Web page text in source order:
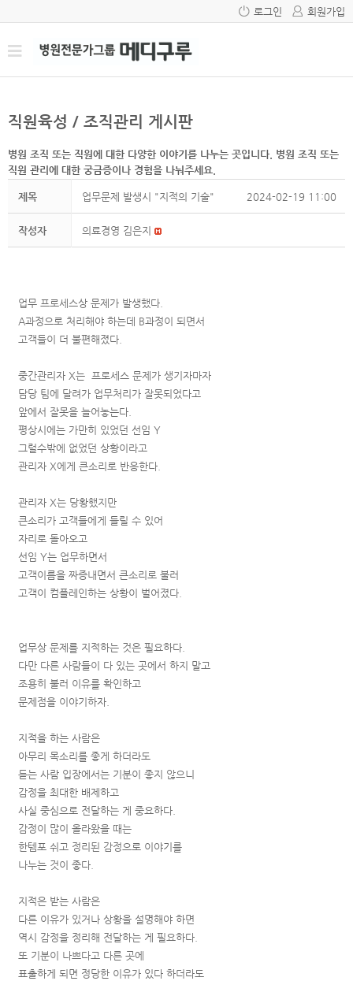
로그인 회원가입
직원육성 / 조직관리 게시판
병원 조직 또는 직원에 대한 다양한 이야기를 나누는 곳입니다. 병원 조직 또는
직원 관리에 대한 궁금증이나 경험을 나눠주세요.
제목 업무문제 발생시 "지적의 기술" 2024-02-19 11:00
작성자 의료경영 김은지
업무 프로세스상 문제가 발생했다.
A과정으로 처리해야 하는데 B과정이 되면서
고객들이 더 불편해졌다.
중간관리자 X는 프로세스 문제가 생기자마자
담당 팀에 달려가 업무처리가 잘못되었다고
앞에서 잘못을 늘어놓는다.
평상시에는 가만히 있었던 선임 Y
그럴수밖에 없었던 상황이라고
관리자 X에게 큰소리로 반응한다.
관리자 X는 당황했지만
큰소리가 고객들에게 들릴 수 있어
자리로 돌아오고
선임 Y는 업무하면서
고객이름을 짜증내면서 큰소리로 불러
고객이 컴플레인하는 상황이 벌어졌다.
업무상 문제를 지적하는 것은 필요하다.
다만 다른 사람들이 다 있는 곳에서 하지 말고
조용히 불러 이유를 확인하고
문제점을 이야기하자.
지적을 하는 사람은
아무리 목소리를 좋게 하더라도
듣는 사람 입장에서는 기분이 좋지 않으니
감정을 최대한 배제하고
사실 중심으로 전달하는 게 중요하다.
감정이 많이 올라왔을 때는
한템포 쉬고 정리된 감정으로 이야기를
나누는 것이 좋다.
지적은 받는 사람은
다른 이유가 있거나 상황을 설명해야 하면
역시 감정을 정리해 전달하는 게 필요하다.
또 기분이 나쁘다고 다른 곳에
표출하게 되면 정당한 이유가 있다 하더라도